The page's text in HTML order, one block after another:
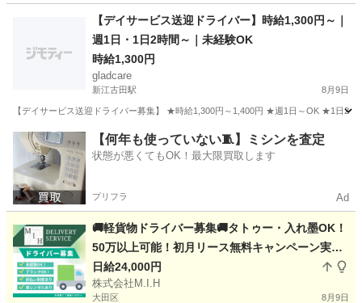
ドライバー スタッフ
【デイサービス送迎ドライバー】時給1,300円～｜
週1日・1日2時間～｜未経験OK
時給1,300円
gladcare
新江古田駅 8月9日
【デイサービス送迎ドライバー募集】 ★時給1,300円～1,400円 ★週1日～OK ★1日2
東京 練馬区 新江古田駅 ドライバー
【何年も使っていない🧵】ミシンを査定
状態が悪くてもOK！最大限買取します
プリフラ Ad
🚚軽貨物ドライバー募集🚚タトゥー・入れ墨OK！
50万以上可能！初月リース無料キャンペーン実施
中！
日給24,000円
株式会社M.I.H
大田区 8月9日